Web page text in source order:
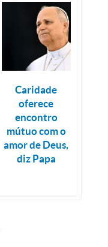
Caridade
oferece
encontro
mútuo com o
amor de Deus,
diz Papa